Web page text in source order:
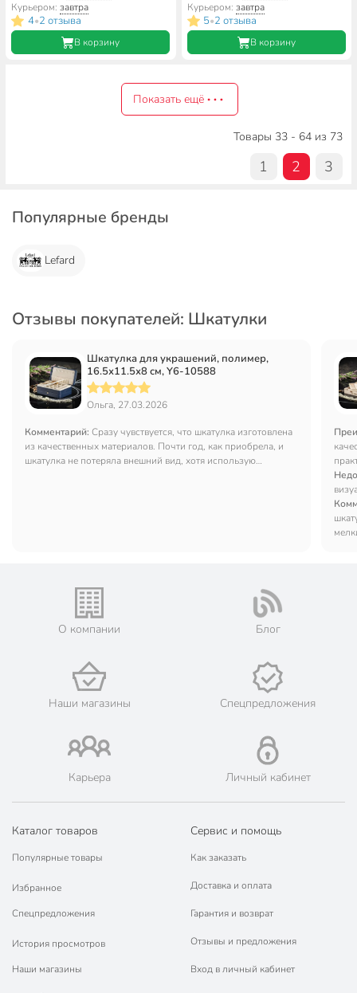
Курьером:завтра
4•2 отзыва
В корзину
Курьером: завтра
5•2 отзыва
В корзину
Показать ещё
Товары 33 - 64 из 73
1 2 3
Популярные бренды
Lefard
Отзывы покупателей: Шкатулки
Шкатулка для украшений, полимер,
16.5х11.5х8 см, Y6-10588
Ольга, 27.03.2026
Комментарий: Сразу чувствуется, что шкатулка изготовлена
из качественных материалов. Почти год, как приобрела, и
шкатулка не потеряла внешний вид, хотя использую
О компании Блог
Наши магазины Спецпредложения
Карьера Личный кабинет
Каталог товаров
Популярные товары
Избранное
Спецпредложения
История просмотров
Наши магазины
Сервис и помощь
Как заказать
Доставка и оплата
Гарантия и возврат
Отзывы и предложения
Вход в личный кабинет